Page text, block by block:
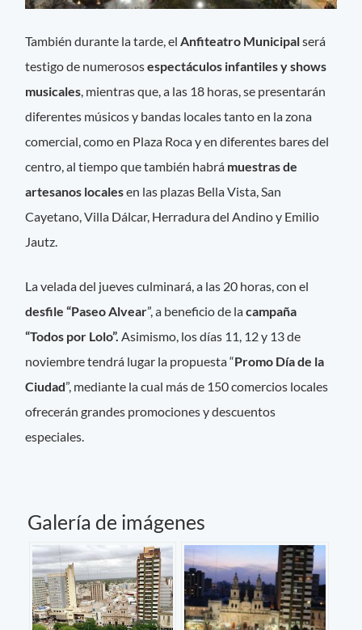
También durante la tarde, el Anfiteatro Municipalserá
testigo de numerososespectáculos infantiles y shows
musicales , mientras que, a las 18 horas, se presentarán
diferentes músicos y bandas locales tanto en la zona
comercial, como en Plaza Roca y en diferentes bares del
centro, al tiempo que también habrá muestras de
artesanos localesen las plazas Bella Vista, San
Cayetano, Villa Dálcar, Herradura del Andino y Emilio
Jautz.
La velada del jueves culminará, a las 20 horas, con el
desfile “Paseo Alvear”, a beneficio de lacampaña
“Todos por Lolo”.Asimismo, los días 11, 12 y 13 de
noviembre tendrá lugar la propuesta “Promo Día de la
Ciudad”, mediante la cual más de 150 comercios locales
ofrecerán grandes promociones y descuentos
especiales.
Galería de imágenes